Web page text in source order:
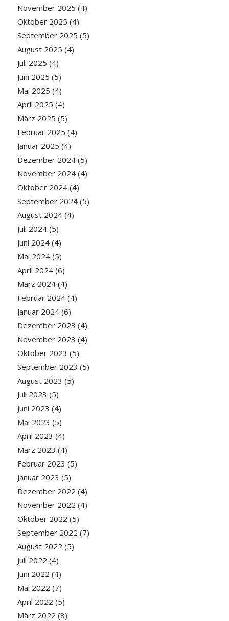
November 2025 (4)
Oktober 2025 (4)
September 2025 (5)
August 2025 (4)
Juli 2025 (4)
Juni 2025 (5)
Mai 2025 (4)
April 2025 (4)
März 2025 (5)
Februar 2025 (4)
Januar 2025 (4)
Dezember 2024(5)
November 2024(4)
Oktober 2024(4)
September 2024(5)
August 2024(4)
Juli 2024(5)
Juni 2024(4)
Mai 2024(5)
April 2024(6)
März 2024(4)
Februar 2024(4)
Januar 2024(6)
Dezember 2023 (4)
November 2023 (4)
Oktober 2023 (5)
September 2023 (5)
August 2023 (5)
Juli 2023 (5)
Juni 2023 (4)
Mai 2023 (5)
April 2023 (4)
März 2023 (4)
Februar 2023 (5)
Januar 2023 (5)
Dezember 2022 (4)
November 2022 (4)
Oktober 2022 (5)
September 2022 (7)
August 2022 (5)
Juli 2022 (4)
Juni 2022 (4)
Mai 2022 (7)
April 2022 (5)
März 2022 (8)